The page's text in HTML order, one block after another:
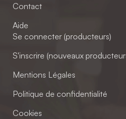
Contact
Aide
Se connecter (producteurs)
S'inscrire (nouveaux
Mentions Légales
Politique de confidentialité
Cookies